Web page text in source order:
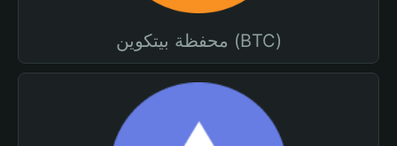
محفظة بيتكوين (BTC)